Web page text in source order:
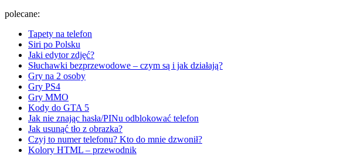
polecane:
Tapety na telefon
Siri po Polsku
Jaki edytor zdjęć?
Słuchawki bezprzewodowe – czym są i jak działają?
Gry na 2 osoby
Gry PS4
Gry MMO
Kody do GTA 5
Jak nie znając hasła/PINu odblokować telefon
Jak usunąć tło z obrazka?
Czyj to numer telefonu? Kto do mnie dzwonił?
Kolory HTML – przewodnik